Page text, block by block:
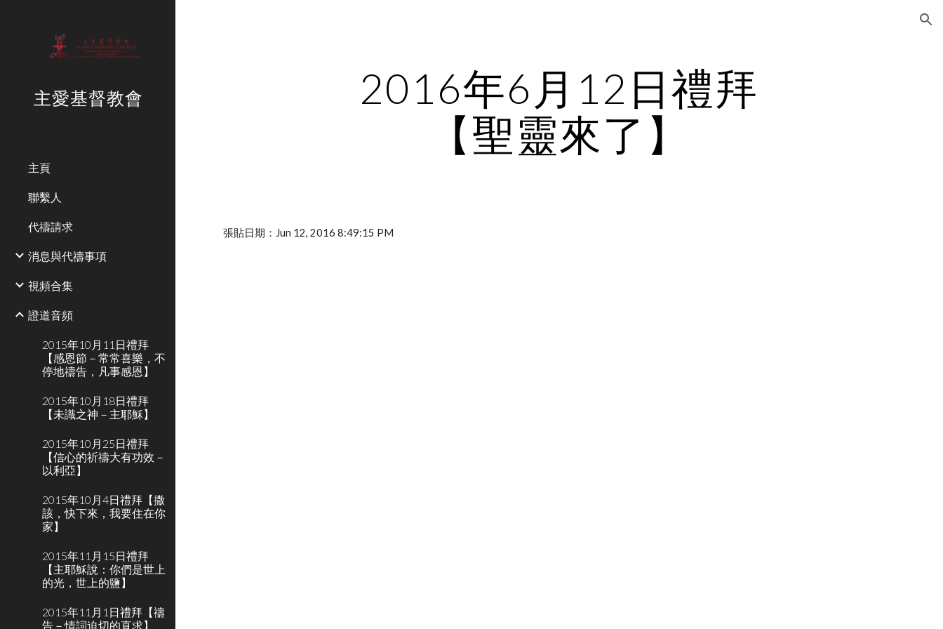
主愛基督教會
主頁
聯繫人
代禱請求
消息與代禱事項
視頻合集
證道音頻
2015年10月11日禮拜
【感恩節－常常喜樂，不
停地禱告，凡事感恩】
2015年10月18日禮拜
【未識之神－主耶穌】
2015年10月25日禮拜
【信心的祈禱大有功效－
以利亞】
2015年10月4日禮拜【撒
該，快下來，我要住在你
家】
2015年11月15日禮拜
【主耶穌說：你們是世上
的光，世上的鹽】
2015年11月1日禮拜【禱
告－情詞迫切的直求】
2016年6月12日禮拜
【聖靈來了】
張貼日期：Jun 12, 2016 8:49:15 PM